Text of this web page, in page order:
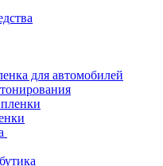
для автомобилей